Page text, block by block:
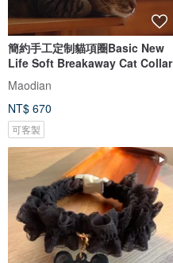
簡約手工定制貓項圈Basic New
Life Soft Breakaway Cat Collar
Maodian
NT$ 670
可客製